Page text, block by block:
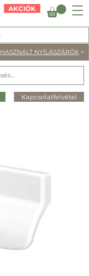
HASZNÁLT NYÍLÁSZÁRÓK >
AKCIÓK
Kapcsolatfelvétel